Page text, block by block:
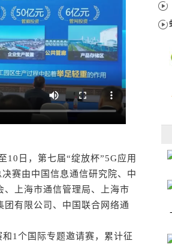
日，第七届“绽放杯”5G应用
赛由中国信息通信研究院、中
、上海市通信管理局、上海市
团有限公司、中国联合网络通
1个国际专题邀请赛，累计征